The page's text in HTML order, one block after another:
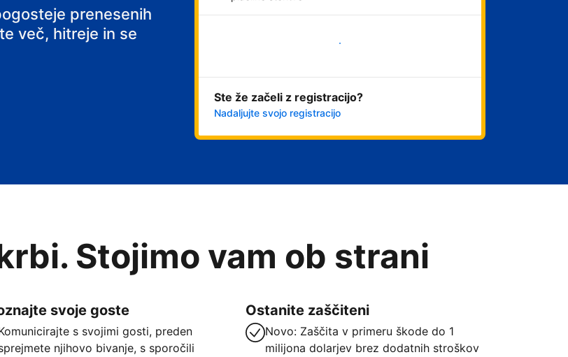
prenesenih
več, hitreje in se
Ste že začeli z registracijo?
Nadaljujte svojo registracijo
Stojimo vam ob strani
svoje goste
s svojimi gosti, preden
njihovo bivanje, s sporočili
Ostanite zaščiteni
Novo: Zaščita v primeru škode do 1
milijona dolarjev brez dodatnih stroškov